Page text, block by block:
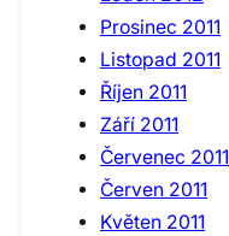
Prosinec 2011
Listopad 2011
Říjen 2011
Září 2011
Červenec 2011
Červen 2011
Květen 2011